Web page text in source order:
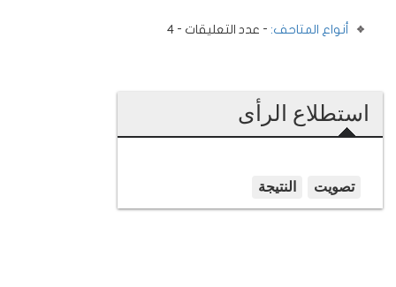
أنواع المتاحف: - عدد التعليقات - 4
استطلاع الرأى